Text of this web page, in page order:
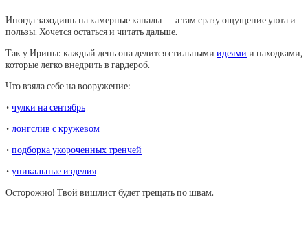
Иногда заходишь на камерные каналы — а там сразу ощущение уюта и
пользы. Хочется остаться и читать дальше.
Так у Ирины: каждый день она делится стильными идеями и находками,
которые легко внедрить в гардероб.
Что взяла себе на вооружение:
• чулки на сентябрь
• лонгслив с кружевом
• подборка укороченных тренчей
• уникальные изделия
Осторожно! Твой вишлист будет трещать по швам.